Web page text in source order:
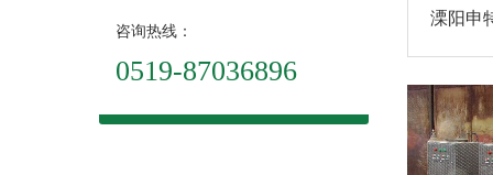
咨询热线：
0519-87036896
溧阳申